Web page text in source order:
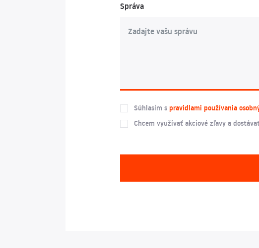
Správa
Súhlasím s pravidlami používania
Chcem využívať akciové zľavy a